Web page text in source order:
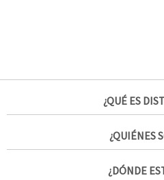
¿QUÉ ES
¿QUIÉNES
¿DÓNDE